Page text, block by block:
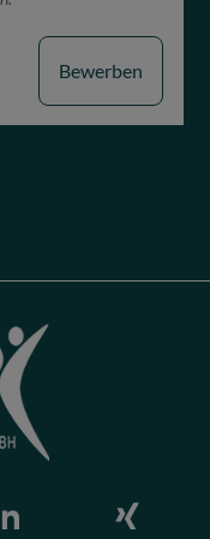
Bewerben